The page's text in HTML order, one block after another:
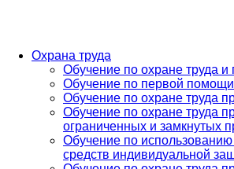
Охрана труда
Обучение по охране труда и
Обучение по первой помощи
Обучение по охране труда
Обучение по охране труда
ограниченных и замкнутых
Обучение по
средств индивидуальной